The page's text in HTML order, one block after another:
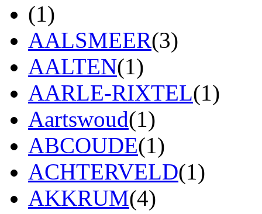
(1)
AALSMEER(3)
AALTEN(1)
AARLE-RIXTEL(1)
Aartswoud(1)
ABCOUDE(1)
ACHTERVELD(1)
AKKRUM(4)